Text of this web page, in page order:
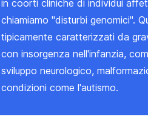
in coorti cliniche di individui
chiamiamo "disturbi genomici".
tipicamente caratterizzati da
con insorgenza nell'infanzia,
sviluppo neurologico,
condizioni come l'autismo.